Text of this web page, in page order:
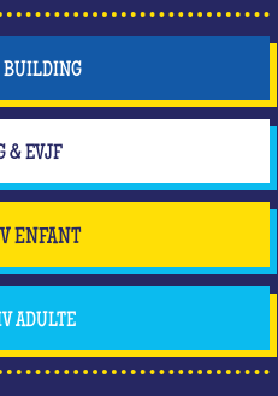
BUILDING
& EVJF
ENFANT
ADULTE